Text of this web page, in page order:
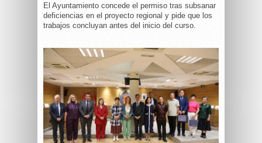
El Ayuntamiento concede el permiso tras subsanar
deficiencias en el proyecto regional y pide que los
trabajos concluyan antes del inicio del curso.